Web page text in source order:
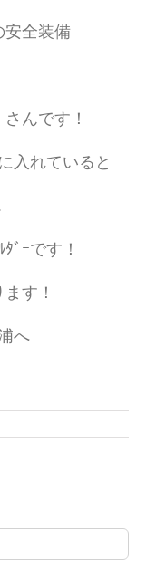
全装備
んです！
入れていると
ﾞｰです！
す！
へ